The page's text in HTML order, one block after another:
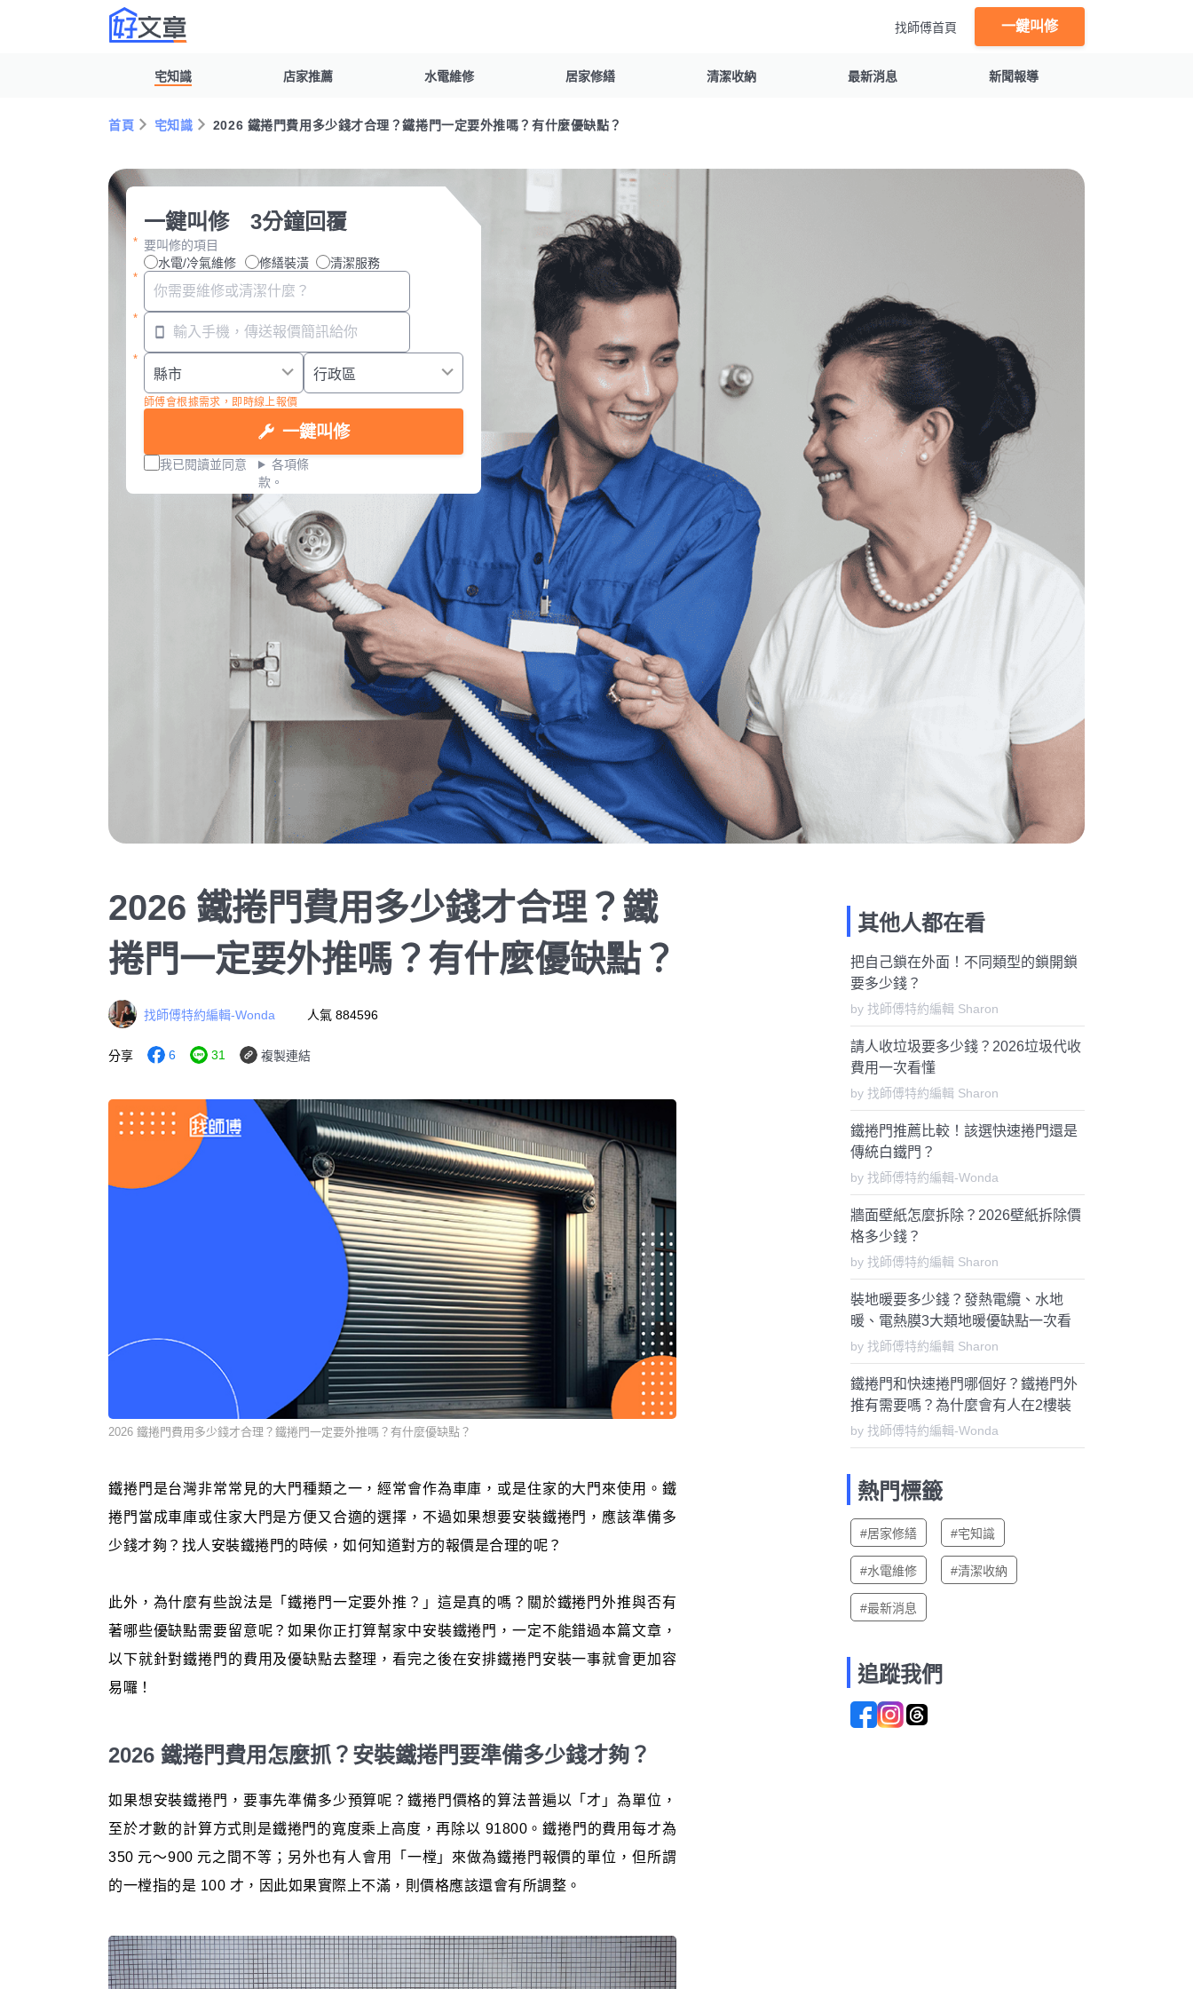
找師傅首頁 一鍵叫修
宅知識 店家推薦 水電維修 居家修繕 清潔收納 最新消息 新聞報導
首頁 宅知識 2026 鐵捲門費用多少錢才合理？鐵捲門一定要外推嗎？有什麼優缺點？
一鍵叫修 3分鐘回覆
要叫修的項目
水電/冷氣維修
修繕裝潢 清潔服務
師傅會根據需求，即時線上報價
一鍵叫修
我已閱讀並同意
各項條
款。
2026 鐵捲門費用多少錢才合理？鐵
捲門一定要外推嗎？有什麼優缺點？
找師傅特約編輯-Wonda 人氣 884596
分享 6 31 複製連結
2026 鐵捲門費用多少錢才合理？鐵捲門一定要外推嗎？有什麼優缺點？
鐵捲門是台灣非常常見的大門種類之一，經常會作為車庫，或是住家的大門來使用。鐵
捲門當成車庫或住家大門是方便又合適的選擇，不過如果想要安裝鐵捲門，應該準備多
少錢才夠？找人安裝鐵捲門的時候，如何知道對方的報價是合理的呢？
此外，為什麼有些說法是「鐵捲門一定要外推？」這是真的嗎？關於鐵捲門外推與否有
著哪些優缺點需要留意呢？如果你正打算幫家中安裝鐵捲門，一定不能錯過本篇文章，
以下就針對鐵捲門的費用及優缺點去整理，看完之後在安排鐵捲門安裝一事就會更加容
易囉！
2026 鐵捲門費用怎麼抓？安裝鐵捲門要準備多少錢才夠？
如果想安裝鐵捲門，要事先準備多少預算呢？鐵捲門價格的算法普遍以「才」為單位，
至於才數的計算方式則是鐵捲門的寬度乘上高度，再除以 91800。鐵捲門的費用每才為
350 元～900 元之間不等；另外也有人會用「一樘」來做為鐵捲門報價的單位，但所謂
的一樘指的是 100 才，因此如果實際上不滿，則價格應該還會有所調整。
其他人都在看
把自己鎖在外面！不同類型的鎖開鎖
要多少錢？
by 找師傅特約編輯 Sharon
請人收垃圾要多少錢？2026垃圾代收
費用一次看懂
by 找師傅特約編輯 Sharon
鐵捲門推薦比較！該選快速捲門還是
傳統白鐵門？
by 找師傅特約編輯-Wonda
牆面壁紙怎麼拆除？2026壁紙拆除價
格多少錢？
by 找師傅特約編輯 Sharon
裝地暖要多少錢？發熱電纜、水地
暖、電熱膜3大類地暖優缺點一次看
懂
by 找師傅特約編輯 Sharon
鐵捲門和快速捲門哪個好？鐵捲門外
推有需要嗎？為什麼會有人在2樓裝
鐵捲門？
by 找師傅特約編輯-Wonda
熱門標籤
#居家修繕 #宅知識
#水電維修 #清潔收納
#最新消息
追蹤我們